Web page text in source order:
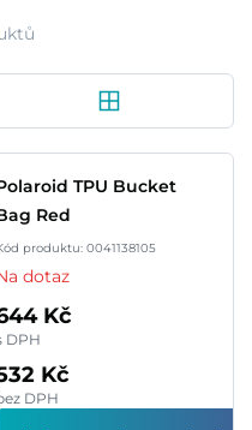
TPU Bucket
Red
produktu: 0041138105
dotaz
Kč
DPH
Kč
DPH